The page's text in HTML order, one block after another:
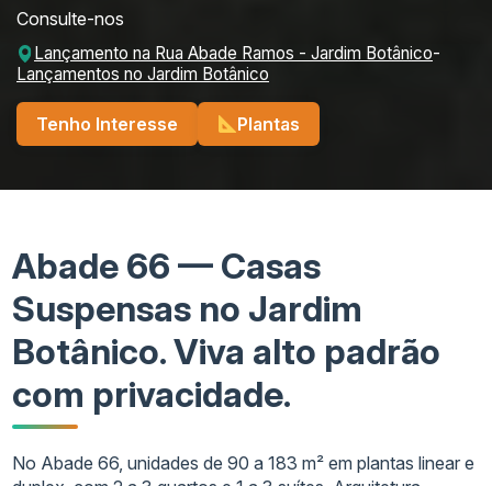
Consulte-nos
Lançamento na Rua Abade Ramos - Jardim Botânico-
Lançamentos no Jardim Botânico
Tenho Interesse Plantas
Abade 66 — Casas
Suspensas no Jardim
Botânico. Viva alto padrão
com privacidade.
No Abade 66, unidades de 90 a 183 m² em plantas linear e